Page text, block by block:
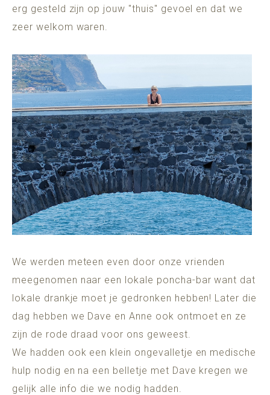
erg gesteld zijn op jouw "thuis" gevoel en dat we
zeer welkom waren.
We werden meteen even door onze vrienden
meegenomen naar een lokale poncha-bar want dat
lokale drankje moet je gedronken hebben! Later die
dag hebben we Dave en Anne ook ontmoet en ze
zijn de rode draad voor ons geweest.
We hadden ook een klein ongevalletje en medische
hulp nodig en na een belletje met Dave kregen we
gelijk alle info die we nodig hadden.